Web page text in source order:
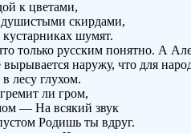
к цветами,
скирдами,
шумят.
русским понятно. А
наружу, что для
лесу глухом.
ли гром,
— На всякий звук
Родишь ты вдруг.